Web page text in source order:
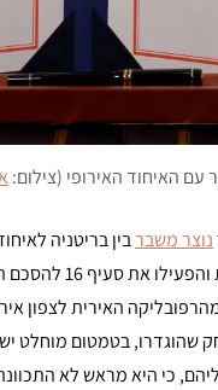
האיחוד האירופי (צילום:
נוצר משברבין בריטניה
הגיעו לאיחוד.
האירית לצפון
בטמטום מוחלט יש
כי היא מראש לא